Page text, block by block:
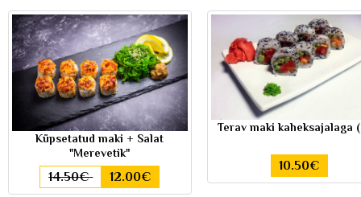
Küpsetatud maki + Salat
"Merevetik"
14.50€ 12.00€
Terav maki kaheksajalaga
10.50€